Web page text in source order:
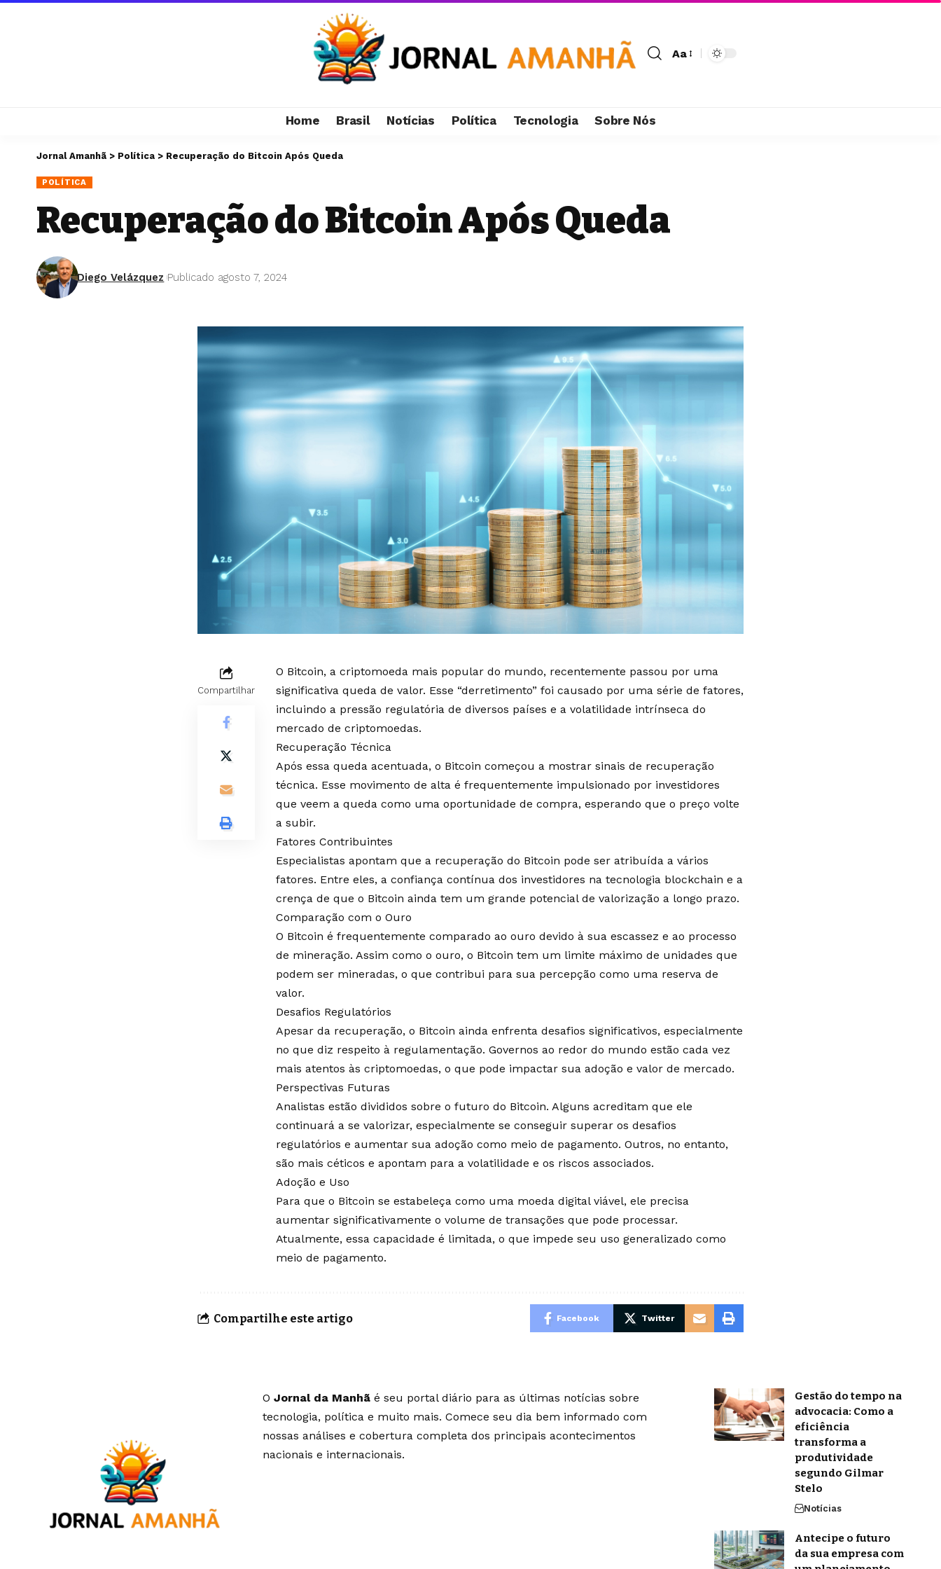
Aa
Home Brasil Notícias Política Tecnologia Sobre Nós
Jornal Amanhã > Política > Recuperação do Bitcoin Após Queda
POLÍTICA
Recuperação do Bitcoin Após Queda
Diego Velázquez Publicado agosto 7, 2024
Compartilhar
O Bitcoin, a criptomoeda mais popular do mundo, recentemente passou por uma
significativa queda de valor. Esse “derretimento” foi causado por uma série de fatores,
incluindo a pressão regulatória de diversos países e a volatilidade intrínseca do
mercado de criptomoedas.
Recuperação Técnica
Após essa queda acentuada, o Bitcoin começou a mostrar sinais de recuperação
técnica. Esse movimento de alta é frequentemente impulsionado por investidores
que veem a queda como uma oportunidade de compra, esperando que o preço volte
a subir.
Fatores Contribuintes
Especialistas apontam que a recuperação do Bitcoin pode ser atribuída a vários
fatores. Entre eles, a confiança contínua dos investidores na tecnologia blockchain e a
crença de que o Bitcoin ainda tem um grande potencial de valorização a longo prazo.
Comparação com o Ouro
O Bitcoin é frequentemente comparado ao ouro devido à sua escassez e ao processo
de mineração. Assim como o ouro, o Bitcoin tem um limite máximo de unidades que
podem ser mineradas, o que contribui para sua percepção como uma reserva de
valor.
Desafios Regulatórios
Apesar da recuperação, o Bitcoin ainda enfrenta desafios significativos, especialmente
no que diz respeito à regulamentação. Governos ao redor do mundo estão cada vez
mais atentos às criptomoedas, o que pode impactar sua adoção e valor de mercado.
Perspectivas Futuras
Analistas estão divididos sobre o futuro do Bitcoin. Alguns acreditam que ele
continuará a se valorizar, especialmente se conseguir superar os desafios
regulatórios e aumentar sua adoção como meio de pagamento. Outros, no entanto,
são mais céticos e apontam para a volatilidade e os riscos associados.
Adoção e Uso
Para que o Bitcoin se estabeleça como uma moeda digital viável, ele precisa
aumentar significativamente o volume de transações que pode processar.
Atualmente, essa capacidade é limitada, o que impede seu uso generalizado como
meio de pagamento.
Compartilhe este artigo Facebook Twitter
O Jornal da Manhãé seu portal diário para as últimas notícias sobre
tecnologia, política e muito mais. Comece seu dia bem informado com
nossas análises e cobertura completa dos principais acontecimentos
nacionais e internacionais.
Gestão do tempo na
advocacia: Como a
eficiência
transforma a
produtividade
segundo Gilmar
Stelo
Notícias
Antecipe o futuro
da sua empresa com